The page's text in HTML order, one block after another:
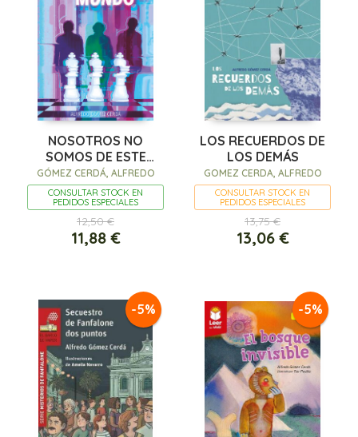
NOSOTROS NO
SOMOS DE ESTE
MUNDO
GÓMEZ CERDÁ, ALFREDO
CONSULTAR STOCK EN
PEDIDOS ESPECIALES
12,50 €
11,88 €
LOS RECUERDOS DE
LOS DEMÁS
GOMEZ CERDA, ALFREDO
CONSULTAR STOCK EN
PEDIDOS ESPECIALES
13,75 €
13,06 €
-5% -5%